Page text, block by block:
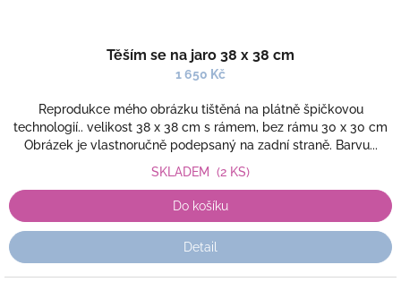
Těším se na jaro 38 x 38 cm
1 650 Kč
Reprodukce mého obrázku tištěná na plátně špičkovou
technologií.. velikost 38 x 38 cm s rámem, bez rámu 30 x 30 cm
Obrázek je vlastnoručně podepsaný na zadní straně. Barvu...
SKLADEM (2 KS)
Do košíku
Detail